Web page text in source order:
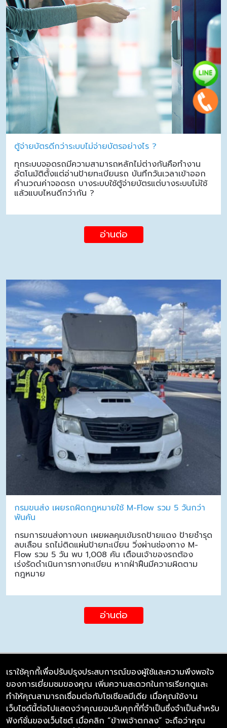
ตู้จ่ายบัตรดีกว่าระบบไม่จ่ายบัตรอย่างไร ?
ทุกระบบจอดรถมีความสามารถหลักไม่ต่างกันคือทำงาน
อัตโนมัติตั้งแต่อ่านป้ายทะเบียนรถ บันทึกวันเวลาเข้าออก
คำนวณค่าจอดรถ บางระบบใช้ตู้จ่ายบัตรแต่บางระบบไม่ใช้
แล้วแบบไหนดีกว่ากัน ?
อ่านต่อ
กรมขนส่ง เผยรถผิดกฎหมายใช้ M-Flow รวม 5 วันกว่า
พันคัน
กรมการขนส่งทางบก เผยผลคุมเข้มรถป้ายแดง ป้ายชำรุด
ลบเลือน รถไม่ติดแผ่นป้ายทะเบียน วิ่งผ่านช่องทาง M-
Flow รวม 5 วัน พบ 1,008 คัน เตือนเจ้าของรถต้อง
เร่งรัดดำเนินการทางทะเบียน หากฝ่าฝืนมีความผิดตาม
กฎหมาย
อ่านต่อ
บริษัท ซิมลิงค์ จำกัด
98/226 Bangrakyai-Baanmai Road,
Bangyai, Nonthaburi 11140
เราใช้คุกกี้เพื่อปรับปรุงประสบการณ์ของผู้ใช้และความพึงพอใจ
ของการเยี่ยมชมของคุณ เพิ่มความสะดวกในการเรียกดูและ
ทำให้คุณสามารถเชื่อมต่อกับโซเชียลมีเดีย เมื่อคุณใช้งาน
เว็บไซต์นี้ต่อไปแสดงว่าคุณยอมรับคุกกี้ที่จำเป็นซึ่งจำเป็นสำหรับ
ฟังก์ชั่นของเว็บไซต์ เมื่อคลิก “ข้าพเจ้าตกลง” จะถือว่าคุณ